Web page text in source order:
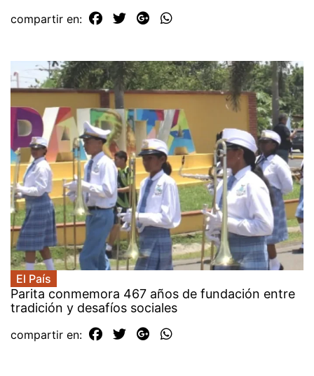
compartir en:
El País
Parita conmemora 467 años de fundación entre
tradición y desafíos sociales
compartir en: